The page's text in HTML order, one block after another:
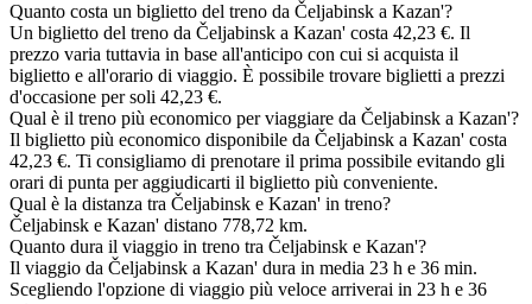
Quanto costa un biglietto del treno da Čeljabinsk a Kazan'?
Un biglietto del treno da Čeljabinsk a Kazan' costa 42,23 €. Il
prezzo varia tuttavia in base all'anticipo con cui si acquista il
biglietto e all'orario di viaggio. È possibile trovare biglietti a prezzi
d'occasione per soli 42,23 €.
Qual è il treno più economico per viaggiare da Čeljabinsk a Kazan'?
Il biglietto più economico disponibile da Čeljabinsk a Kazan' costa
42,23 €. Ti consigliamo di prenotare il prima possibile evitando gli
orari di punta per aggiudicarti il biglietto più conveniente.
Qual è la distanza tra Čeljabinsk e Kazan' in treno?
Čeljabinsk e Kazan' distano 778,72 km.
Quanto dura il viaggio in treno tra Čeljabinsk e Kazan'?
Il viaggio da Čeljabinsk a Kazan' dura in media 23 h e 36 min.
Scegliendo l'opzione di viaggio più veloce arriverai in 23 h e 36